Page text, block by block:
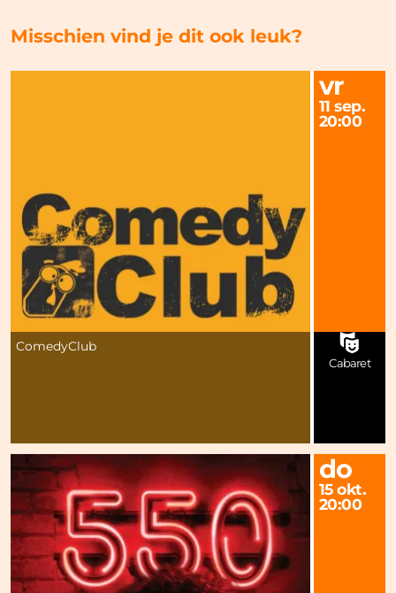
Misschien vind je dit ook leuk?
ComedyClub
vr
11 sep.
20:00
Cabaret
do
15 okt.
20:00